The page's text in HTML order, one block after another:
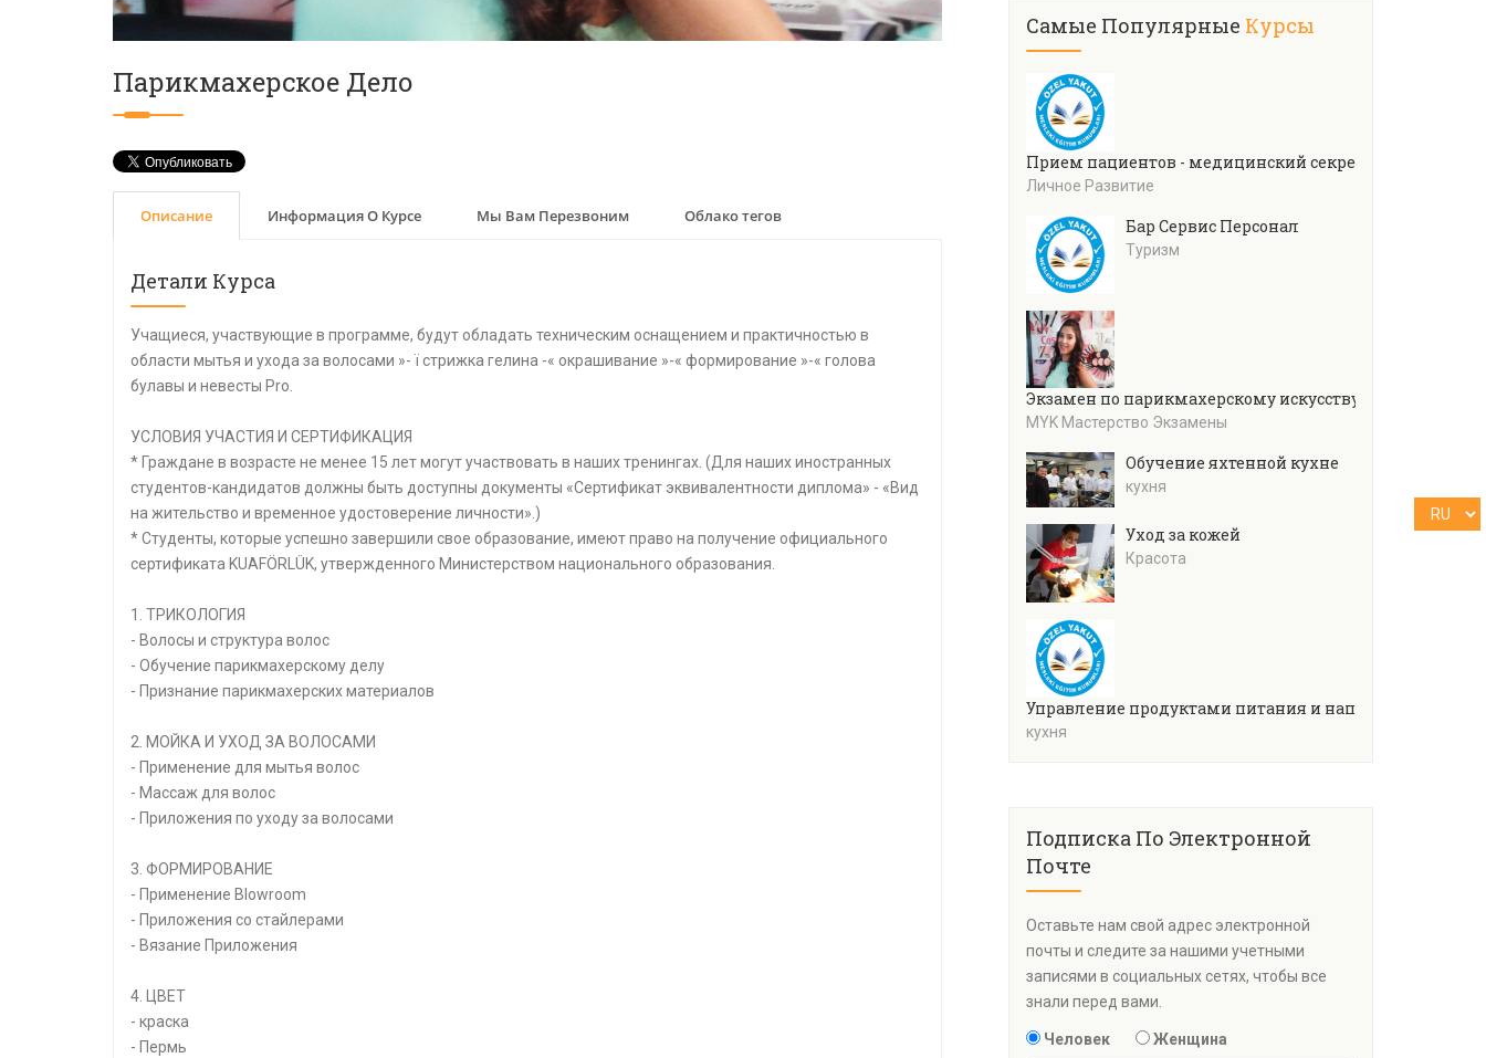
Парикмахерское Дело
Описание Информация О Курсе Мы Вам Перезвоним Облако тегов
Детали Курса
Учащиеся, участвующие в программе, будут обладать техническим оснащением и практичностью в
области мытья и ухода за волосами »- ï стрижка гелина -« окрашивание »-« формирование »-« голова
булавы и невесты Pro.
УСЛОВИЯ УЧАСТИЯ И СЕРТИФИКАЦИЯ
* Граждане в возрасте не менее 15 лет могут участвовать в наших тренингах. (Для наших иностранных
студентов-кандидатов должны быть доступны документы «Сертификат эквивалентности диплома» - «Вид
на жительство и временное удостоверение личности».)
* Студенты, которые успешно завершили свое образование, имеют право на получение официального
сертификата KUAFÖRLÜK, утвержденного Министерством национального образования.
1. ТРИКОЛОГИЯ
- Волосы и структура волос
- Обучение парикмахерскому делу
- Признание парикмахерских материалов
2. МОЙКА И УХОД ЗА ВОЛОСАМИ
- Применение для мытья волос
- Массаж для волос
- Приложения по уходу за волосами
3. ФОРМИРОВАНИЕ
- Применение Blowroom
- Приложения со стайлерами
- Вязание Приложения
4. ЦВЕТ
- краска
- Пермь
Самые Популярные Курсы
Прием пациентов - медицинский секретариат
Личное Развитие
Бар Сервис Персонал
Туризм
Экзамен по парикмахерскому искусству (Уровень 4)
MYK Мастерство Экзамены
Обучение яхтенной кухне
кухня
Уход за кожей
Красота
Управление продуктами питания и напитками
кухня
Подписка По Электронной
Почте
Оставьте нам свой адрес электронной
почты и следите за нашими учетными
записями в социальных сетях, чтобы все
знали перед вами.
Человек Женщина